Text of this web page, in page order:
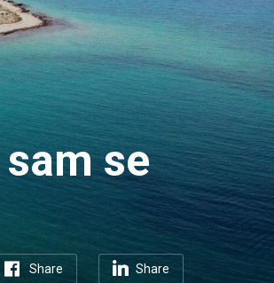
se
Share Share